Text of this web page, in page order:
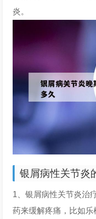
炎。
银屑病性关节炎
1、银屑病性关节炎治
药来缓解疼痛，比如